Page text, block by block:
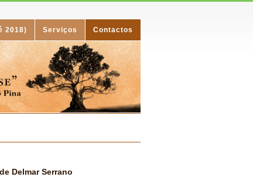
2018) Serviços Contactos
Delmar Serrano